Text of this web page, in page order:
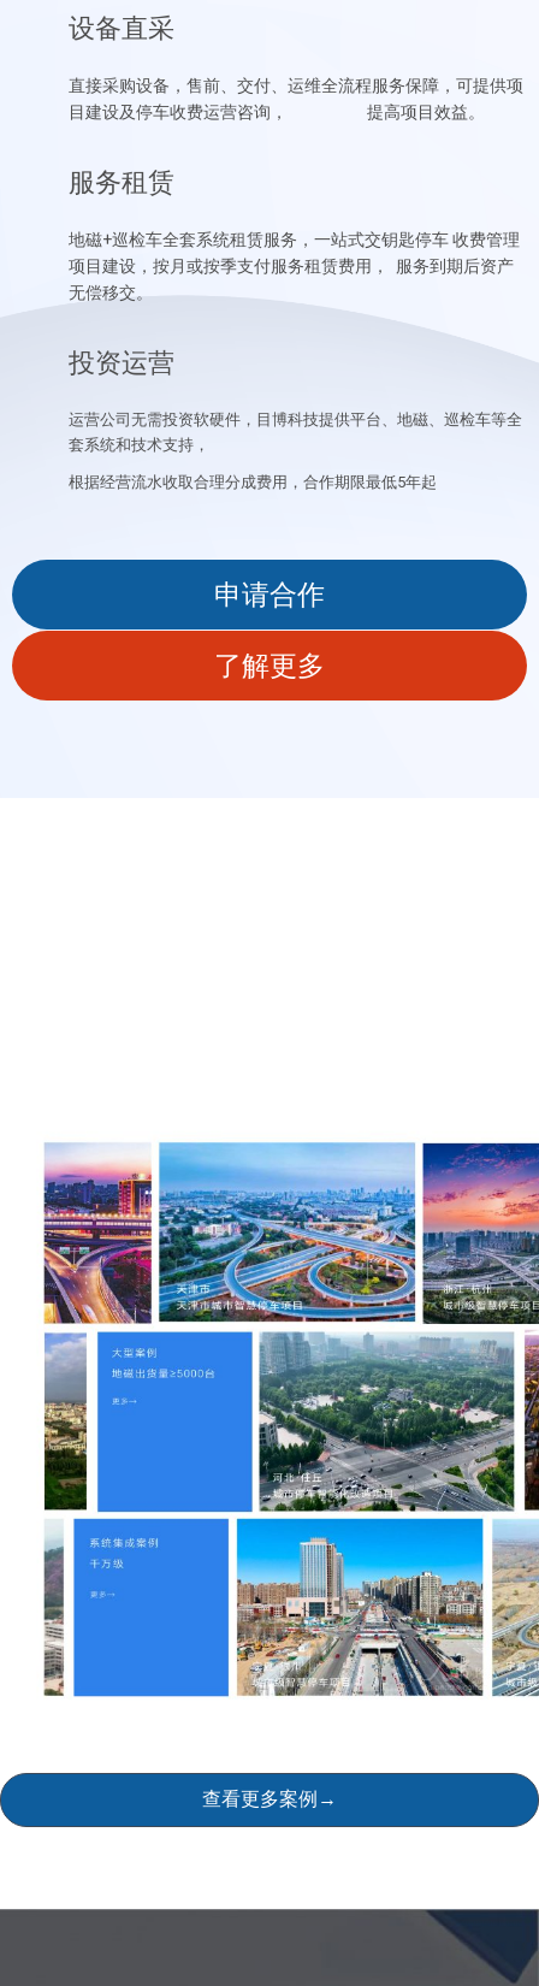
设备直采
直接采购设备，售前、交付、运维全流程服务保障，可提供项
目建设及停车收费运营咨询， 提高项目效益。
服务租赁
地磁+巡检车全套系统租赁服务，一站式交钥匙停车 收费管理
项目建设， 按月或按季支付服务租赁费用， 服务到期后资产
无偿移交。
投资运营
运营公司无需投资软硬件，目博科技提供平台、地磁、巡检车等全
套系统和技术支持，
根据经营流水收取合理分成费用，合作期限最低5年起
申请合作
了解更多
查看更多案例→